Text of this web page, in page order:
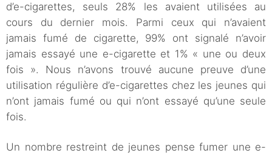
d’e-cigarettes, seuls 28% les avaient utilisées au
cours du dernier mois. Parmi ceux qui n’avaient
jamais fumé de cigarette, 99% ont signalé n’avoir
jamais essayé une e-cigarette et 1% « une ou deux
fois ». Nous n’avons trouvé aucune preuve d’une
utilisation régulière d’e-cigarettes chez les jeunes qui
n’ont jamais fumé ou qui n’ont essayé qu’une seule
fois.
Un nombre restreint de jeunes pense fumer une e-